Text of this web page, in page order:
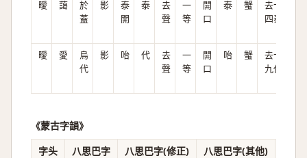
曖 藹
於
蓋
影
泰
開
泰
去
聲
一
等
開
口
泰 蟹
去十
四泰
曖
愛
烏
代
影 咍 代
去
聲
一
等
開
口
咍 蟹
去十
九代
《蒙古字韻》
字头
八思巴字 八思巴字(修正) 八思巴字(其他)